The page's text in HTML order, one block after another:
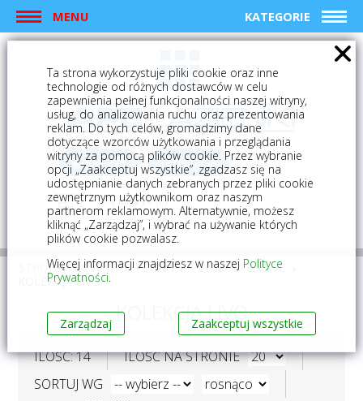
MENU KATEGORIE
logowanie rejestracja
Mój koszyk (0)
STRONA GŁÓWNA PŁYTKI
PŁYTKI GRESOWE
KOLEKCJA LIVO
KOLEKCJA LIVO
ILOŚĆ: 14
ILOŚĆ NA STRONIE
SORTUJ WG
Ta strona wykorzystuje pliki cookie oraz inne
technologie od różnych dostawców w celu
zapewnienia pełnej funkcjonalności naszej witryny,
usług, do analizowania ruchu oraz prezentowania
reklam. Do tych celów, gromadzimy dane
dotyczące wzorców użytkowania i przeglądania
witryny za pomocą plików cookie. Przez wybranie
opcji „Zaakceptuj wszystkie”, zgadzasz się na
udostępnianie danych zebranych przez pliki cookie
zewnętrznym użytkownikom oraz naszym
partnerom reklamowym. Alternatywnie, możesz
kliknąć „Zarządzaj”, i wybrać na używanie których
plików cookie pozwalasz.
Więcej informacji znajdziesz w naszej Polityce
Prywatności.
Zarządzaj Zaakceptuj wszystkie